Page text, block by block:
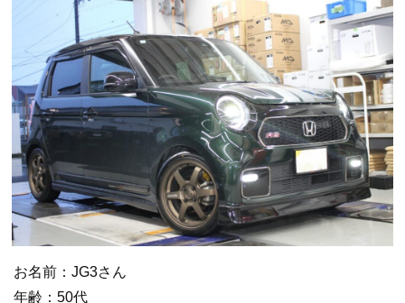
お名前：JG3さん
年齢：50代